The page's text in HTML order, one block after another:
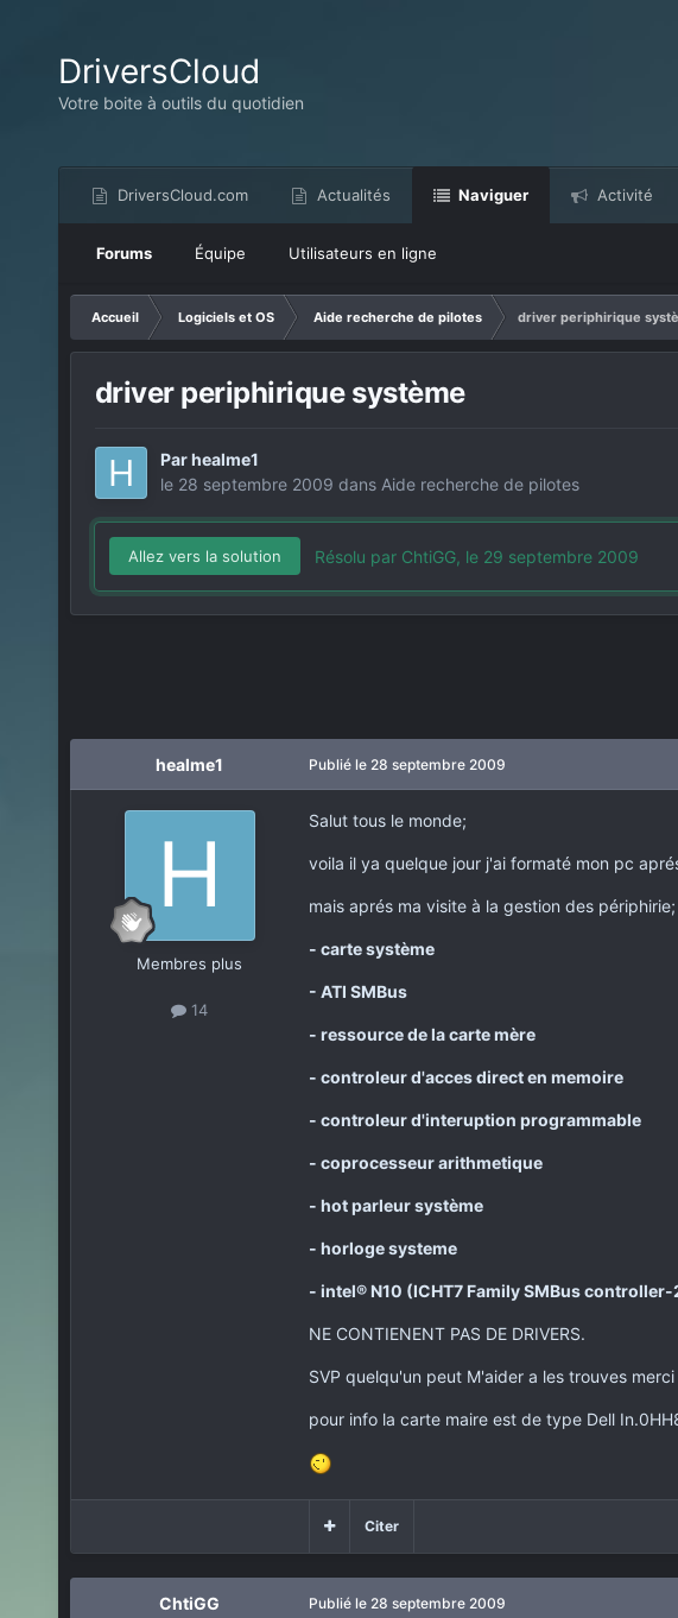
DriversCloud
Votre boite à outils du quotidien
DriversCloud.com Actualités Naviguer
Forums Équipe Utilisateurs en ligne
Activité
Accueil Logiciels et OS Aide recherche de pilotes
driver periphirique
driver periphirique système
Parhealme1
le 28 septembre 2009 dans Aide recherche de pilotes
Allez vers la solution Résolu par ChtiGG, le 29 septembre 2009
healme1
Membres plus
14
Publié le 28 septembre 2009
Salut tous le monde;
voila il ya quelque jour j'ai formaté mon pc
mais aprés ma visite à la gestion des
- carte système
- ATI SMBus
- ressource de la carte mère
- controleur d'acces direct en memoire
- controleur d'interuption programmable
- coprocesseur arithmetique
- hot parleur système
- horloge systeme
- intel® N10 (ICHT7 Family SMBus controller-
NE CONTIENENT PAS DE DRIVERS.
SVP quelqu'un peut M'aider a les trouves
pour info la carte maire est de type Dell
Citer
ChtiGG Publié le 28 septembre 2009